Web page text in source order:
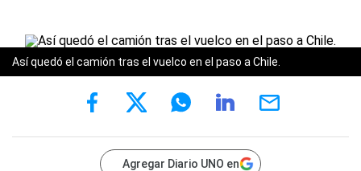
Así quedó el camión tras el vuelco en el paso a Chile.
Agregar Diario UNO en